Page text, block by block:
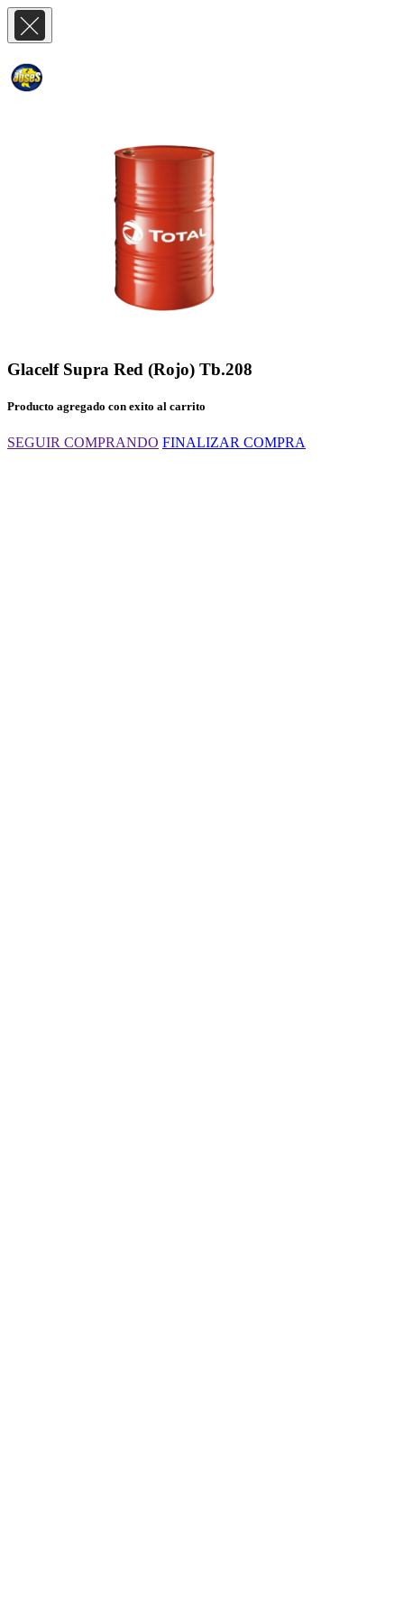
Glacelf Supra Red (Rojo) Tb.208
Producto agregado con exito al carrito
SEGUIR COMPRANDO FINALIZAR COMPRA